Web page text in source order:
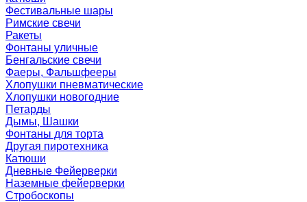
Фестивальные шары
Римские свечи
Ракеты
Фонтаны уличные
Бенгальские свечи
Фаеры, Фальшфееры
Хлопушки пневматические
Хлопушки новогодние
Петарды
Дымы, Шашки
Фонтаны для торта
Другая пиротехника
Катюши
Дневные Фейерверки
Наземные фейерверки
Стробоскопы